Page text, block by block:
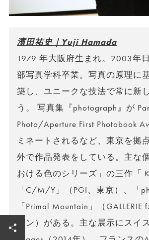
濱田祐史｜Yuji Hamada
1979 年大阪府生まれ。2003年
部写真学科卒業。写真の原理に
築し、ユニークな技法で常に新
う。 写真集『photograph』が
Photo/Aperture First Photobook
ミネートされるなど、東京を拠
外で作品発表をしている。主な
おける色のシリーズ」の三作「 K
「C/M/Y」（PGI、東京）、「
「Primal Mountain」（
ヘン）がある。主な展示にスイ